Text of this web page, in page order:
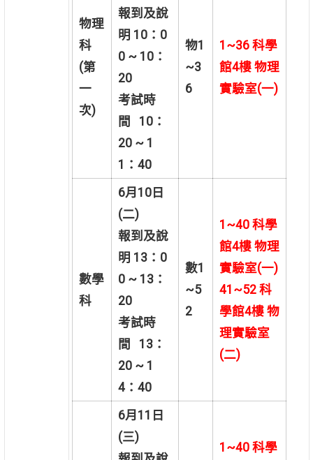
物理
科
(第
一
次)
報到及說
明 10：0
0 ~ 10：
20
考試時
間 10：
20 ~ 1
1：40
物1
~3
6
1~36 科學
館4樓 物理
實驗室(一)
數學
科
6月10日
(二)
報到及說
明 13：0
0 ~ 13：
20
考試時
間 13：
20 ~ 1
4：40
數1
~5
2
1~40 科學
館4樓 物理
實驗室(一)
41~52 科
學館4樓 物
理實驗室
(二)
6月11日
(三)
1~40 科學